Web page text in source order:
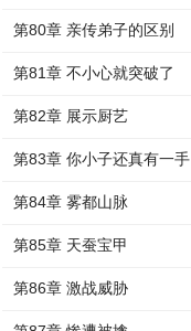
第80章 亲传弟子的区别
第81章 不小心就突破了
第82章 展示厨艺
第83章 你小子还真有一手
第84章 雾都山脉
第85章 天蚕宝甲
第86章 激战威胁